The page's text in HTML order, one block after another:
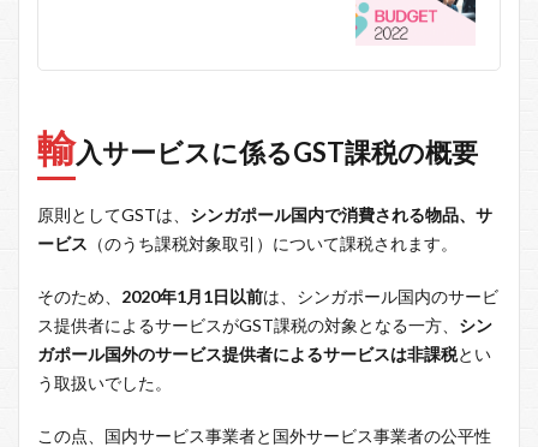
輸入サービスに係るGST課税の概要
原則としてGSTは、 シンガポール国内で消費される物品、サ
ービス （のうち課税対象取引）について課税されます。
そのため、 2020年1月1日以前は、シンガポール国内のサービ
ス提供者によるサービスがGST課税の対象となる一方、 シン
ガポール国外のサービス提供者によるサービスは非課税とい
う取扱いでした。
この点、国内サービス事業者と国外サービス事業者の公平性